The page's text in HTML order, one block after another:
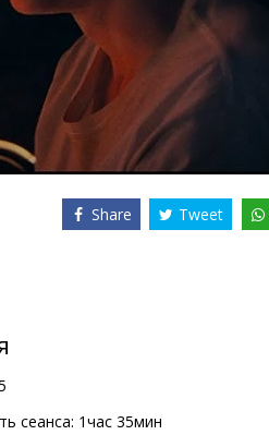
Share Tweet
сеанса: 1час 35мин